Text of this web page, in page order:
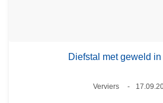
Diefstal met geweld
Plaats
Verviers